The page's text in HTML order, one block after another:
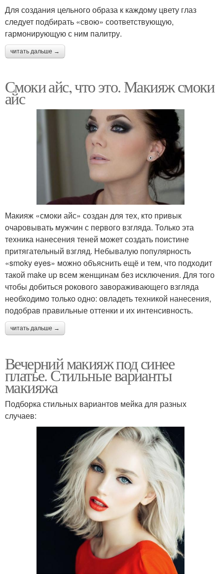
Для создания цельного образа к каждому цвету глаз
следует подбирать «свою» соответствующую,
гармонирующую с ним палитру.
читать дальше →
Смоки айс, что это. Макияж смоки
айс
Макияж «смоки айс» создан для тех, кто привык
очаровывать мужчин с первого взгляда. Только эта
техника нанесения теней может создать поистине
притягательный взгляд. Небывалую популярность
«smoky eyes» можно объяснить ещё и тем, что подходит
такой make up всем женщинам без исключения. Для того
чтобы добиться рокового завораживающего взгляда
необходимо только одно: овладеть техникой нанесения,
подобрав правильные оттенки и их интенсивность.
читать дальше →
Вечерний макияж под синее
платье. Стильные варианты
макияжа
Подборка стильных вариантов мейка для разных
случаев: